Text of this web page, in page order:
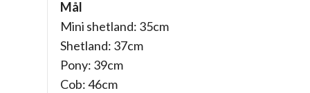
Mål
Mini shetland: 35cm
Shetland: 37cm
Pony: 39cm
Cob: 46cm